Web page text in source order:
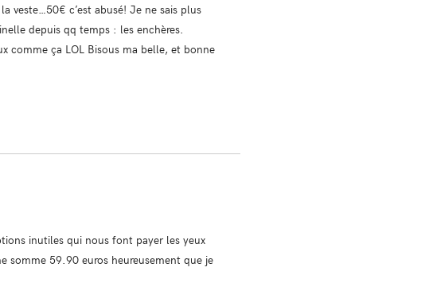
veste…50€ c’est abusé! Je ne sais plus
depuis qq temps : les enchères.
comme ça LOL Bisous ma belle, et bonne
inutiles qui nous font payer les yeux
somme 59.90 euros heureusement que je